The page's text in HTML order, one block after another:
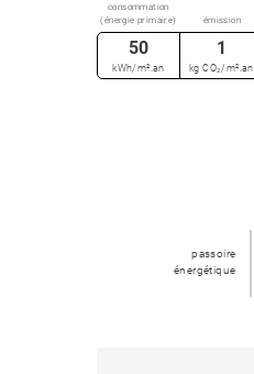
passoire
énergétique
consommation
(énergie primaire)
émission
50
kWh/m².an
1
kg CO₂/m².an